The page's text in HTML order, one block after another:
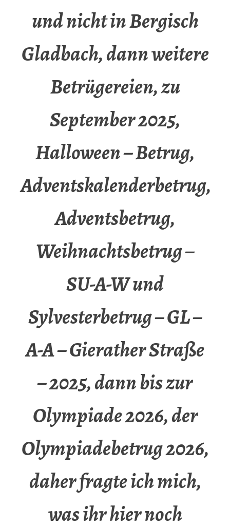
und nicht in Bergisch
Gladbach, dann weitere
Betrügereien, zu
September 2025,
Halloween – Betrug,
Adventskalenderbetrug,
Adventsbetrug,
Weihnachtsbetrug –
SU-A-W und
Sylvesterbetrug – GL –
A-A – Gierather Straße
– 2025, dann bis zur
Olympiade 2026, der
Olympiadebetrug 2026,
daher fragte ich mich,
was ihr hier noch